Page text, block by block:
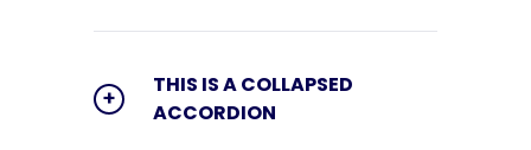
THIS IS A COLLAPSED
ACCORDION